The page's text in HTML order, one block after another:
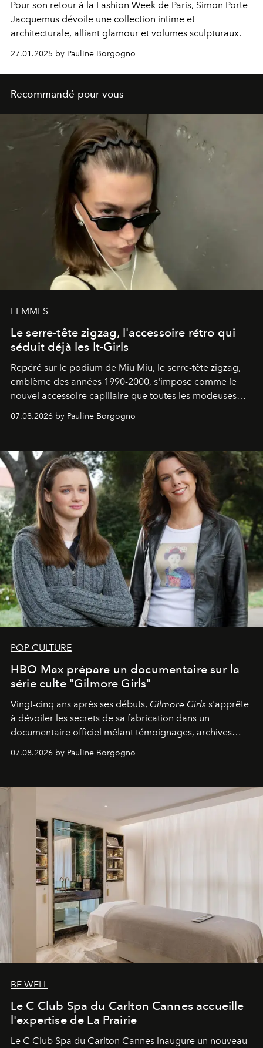
Pour son retour à la Fashion Week de Paris, Simon Porte
Jacquemus dévoile une collection intime et
architecturale, alliant glamour et volumes sculpturaux.
27.01.2025 by Pauline Borgogno
Recommandé pour vous
FEMMES
Le serre-tête zigzag, l'accessoire rétro qui
séduit déjà les It-Girls
Repéré sur le podium de Miu Miu, le serre-tête zigzag,
emblème des années 1990-2000, s'impose comme le
nouvel accessoire capillaire que toutes les modeuses
s'arrachent déjà.
07.08.2026 by Pauline Borgogno
POP CULTURE
HBO Max prépare un documentaire sur la
série culte "Gilmore Girls"
Vingt-cinq ans après ses débuts, Gilmore Girls s'apprête
à dévoiler les secrets de sa fabrication dans un
documentaire officiel mêlant témoignages, archives
inédites et plongée dans les coulisses d'un phénomène
générationnel.
07.08.2026 by Pauline Borgogno
BE WELL
Le C Club Spa du Carlton Cannes accueille
l'expertise de La Prairie
Le C Club Spa du Carlton Cannes inaugure un nouveau